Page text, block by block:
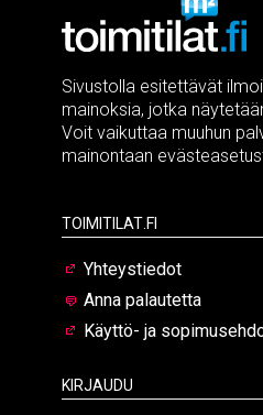
Sivustolla esitettävät
mainoksia, jotka
Voit vaikuttaa muuhun
mainontaan
Toimitilat.fi
Yhteystiedot
Anna palautetta
Käyttö- ja
Kirjaudu